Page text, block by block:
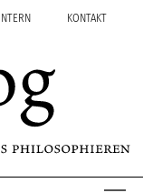
INTERN KONTAKT